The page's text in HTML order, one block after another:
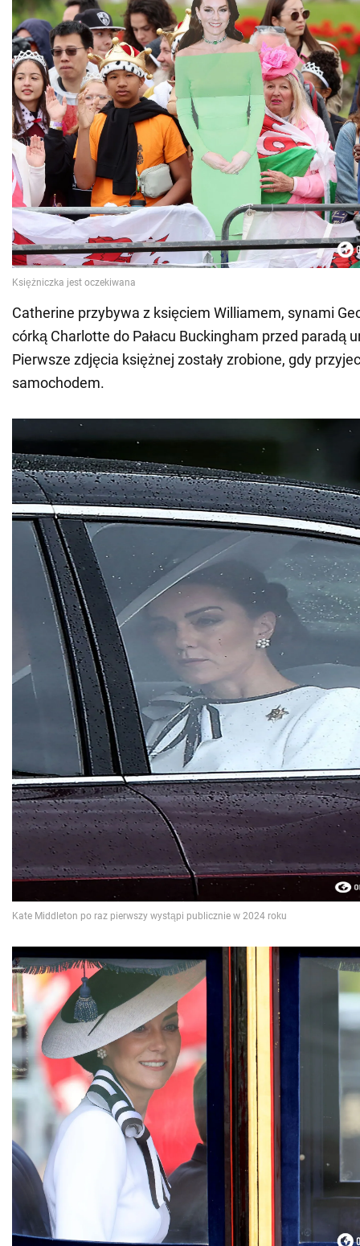
Catherine przybywa z księciem Williamem, synami
córką Charlotte do Pałacu Buckingham przed paradą
Pierwsze zdjęcia księżnej zostały zrobione, gdy
samochodem.